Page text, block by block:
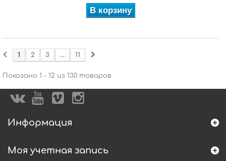
В корзину
1 2 3 ... 11
Показано 1 - 12 из 130 товаров
Информация
Моя учетная запись